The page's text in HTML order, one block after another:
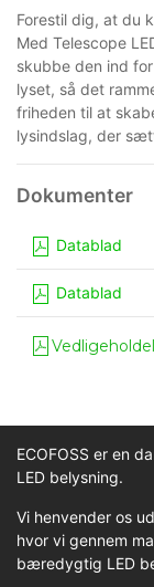
Forestil dig, at du
Med Telescope
skubbe den ind
lyset, så det
friheden til at
lysindslag, der
Datablad
Datablad
ECOFOSS er en
LED belysning.
Vi henvender os
hvor vi gennem
bæredygtig LED